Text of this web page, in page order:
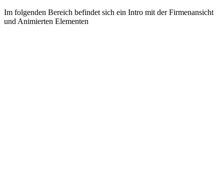
Im folgenden Bereich befindet sich ein Intro mit der Firmenansicht
und Animierten Elementen